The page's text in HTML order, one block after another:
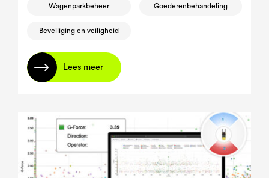
Wagenparkbeheer Goederenbehandeling
Beveiliging en veiligheid
Lees meer